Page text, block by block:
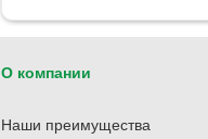
О компании
Наши преимущества